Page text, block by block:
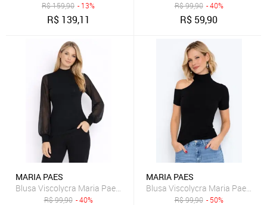
R$159,90 - 13%
R$ 139,11
R$99,90 - 40%
R$ 59,90
MARIA PAES
Blusa Viscolycra Maria Paes Manga Longa Tule Preto
R$99,90 - 40%
MARIA PAES
Blusa Viscolycra Maria Paes
R$99,90 - 50%